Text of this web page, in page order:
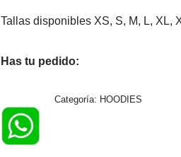
Tallas disponibles XS, S, M, L, XL,
Has tu pedido:
Categoría: HOODIES